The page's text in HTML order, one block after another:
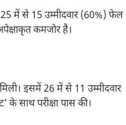
में से 15 उम्मीदवार (60%) फेल
कमजोर है।
इसमें 26 में से 11 उम्मीदवार
साथ परीक्षा पास की।